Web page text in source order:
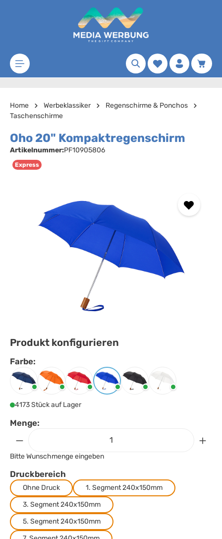
Zum Hauptinhalt springen
Merkzettel
Home Werbeklassiker
Regenschirme & Ponchos
Taschenschirme
Oho 20" Kompaktregenschirm
Artikelnummer:PF10905806
Express
Produkt konfigurieren
Farbe:
Farbe auswählen
Navy Orange Rot Royalblau Schwarz Weiss
4173 Stück auf Lager
Menge:
Bitte Wunschmenge eingeben
Druckbereich
Ohne Druck
1. Segment 240x150mm
3. Segment 240x150mm
5. Segment 240x150mm